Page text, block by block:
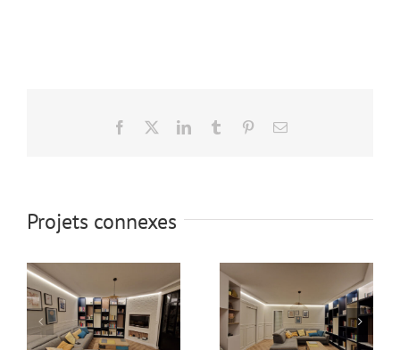
Facebook LinkedInTumblr PinterestEmail
Projets connexes
Peinture et
papier peint
Peinture salon